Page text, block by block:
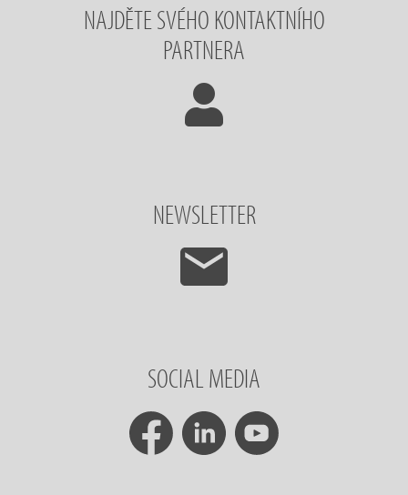
NAJDĚTE SVÉHO KONTAKTNÍHO
PARTNERA
NEWSLETTER
SOCIAL MEDIA